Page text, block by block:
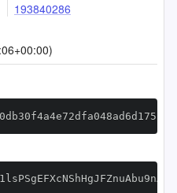
193840286